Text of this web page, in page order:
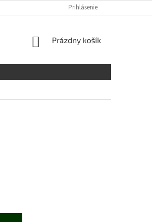
Prihlásenie
NÁKUPNÝ
Prázdny košík